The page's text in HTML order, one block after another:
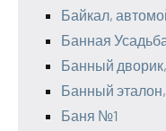
Байкал,
Банная
Банный
Банный
Баня №1